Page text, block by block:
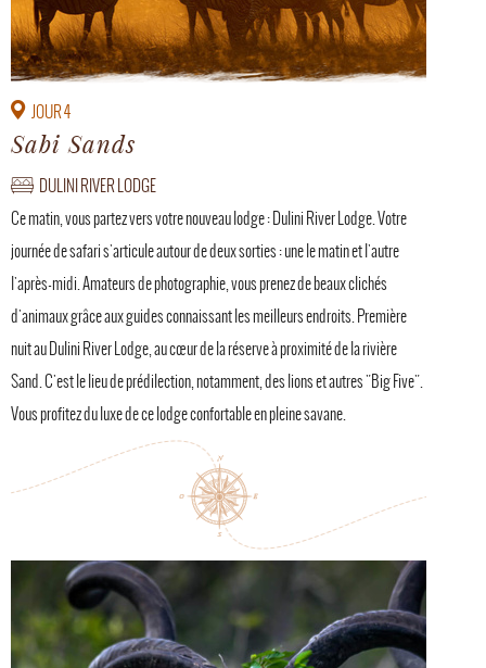
JOUR 4
Sabi Sands
DULINI RIVER LODGE
Ce matin, vous partez vers votre nouveau lodge : Dulini River Lodge. Votre
journée de safari s'articule autour de deux sorties : une le matin et l'autre
l'après-midi. Amateurs de photographie, vous prenez de beaux clichés
d'animaux grâce aux guides connaissant les meilleurs endroits. Première
nuit au Dulini River Lodge, au cœur de la réserve à proximité de la rivière
Sand. C'est le lieu de prédilection, notamment, des lions et autres "Big Five".
Vous profitez du luxe de ce lodge confortable en pleine savane.